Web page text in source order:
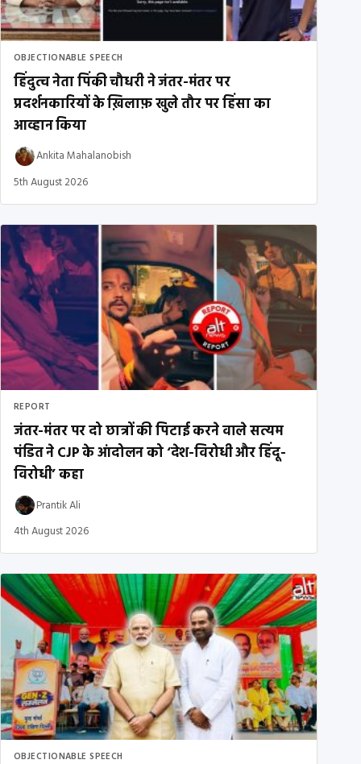
OBJECTIONABLE SPEECH
हिंदुत्व नेता पिंकी चौधरी ने जंतर-मंतर पर
प्रदर्शनकारियों के ख़िलाफ़ खुले तौर पर हिंसा का
आव्हान किया
Ankita Mahalanobish
5th August 2026
REPORT
जंतर-मंतर पर दो छात्रों की पिटाई करने वाले सत्यम
पंडित ने CJP के आंदोलन को ‘देश-विरोधी और हिंदू-
विरोधी’ कहा
Prantik Ali
4th August 2026
OBJECTIONABLE SPEECH